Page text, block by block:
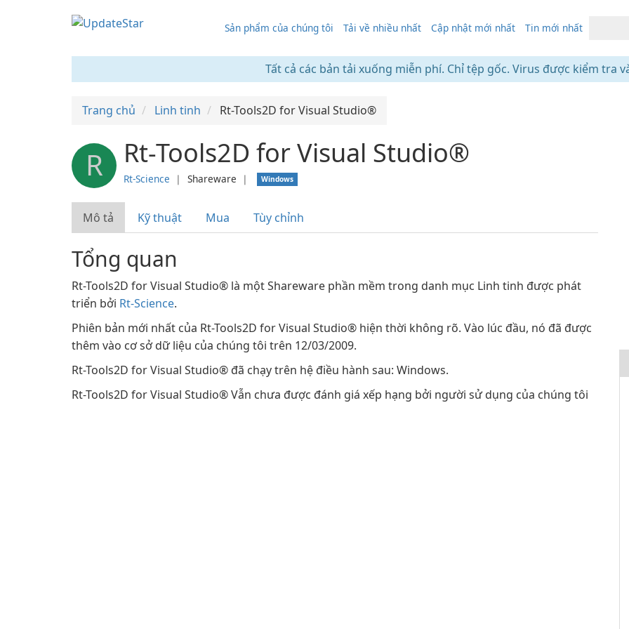
Sản phẩm của chúng tôi Tải về nhiều nhất Cập nhật mới nhất Tin mới nhất
Tất cả các bản tải xuống miễn phí. Chỉ tệp gốc. Virus được kiểm tra
Trang chủ Linh tinh Rt-Tools2D for Visual Studio®
R Rt-Tools2D for Visual Studio®
Rt-Science ❘ Shareware ❘ Windows
Mô tả Kỹ thuật Mua Tùy chỉnh
Tổng quan
Rt-Tools2D for Visual Studio® là một Shareware phần mềm trong danh mục Linh tinh được phát
triển bởi Rt-Science.
Phiên bản mới nhất của Rt-Tools2D for Visual Studio® hiện thời không rõ. Vào lúc đầu, nó đã được
thêm vào cơ sở dữ liệu của chúng tôi trên 12/03/2009.
Rt-Tools2D for Visual Studio® đã chạy trên hệ điều hành sau: Windows.
Rt-Tools2D for Visual Studio® Vẫn chưa được đánh giá xếp hạng bởi người sử dụng của chúng tôi